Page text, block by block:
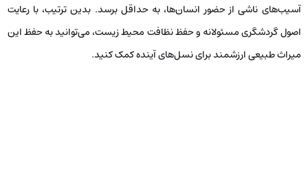
آسیب‌های ناشی از حضور انسان‌ها، به حداقل برسد. بدین ترتیب، با رعایت
اصول گردشگری مسئولانه و حفظ نظافت محیط زیست، می‌توانید به حفظ این
میراث طبیعی ارزشمند برای نسل‌های آینده کمک کنید.